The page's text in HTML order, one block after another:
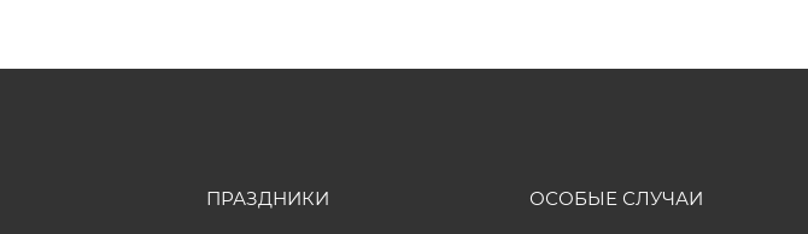
ПРАЗДНИКИ ОСОБЫЕ СЛУЧАИ